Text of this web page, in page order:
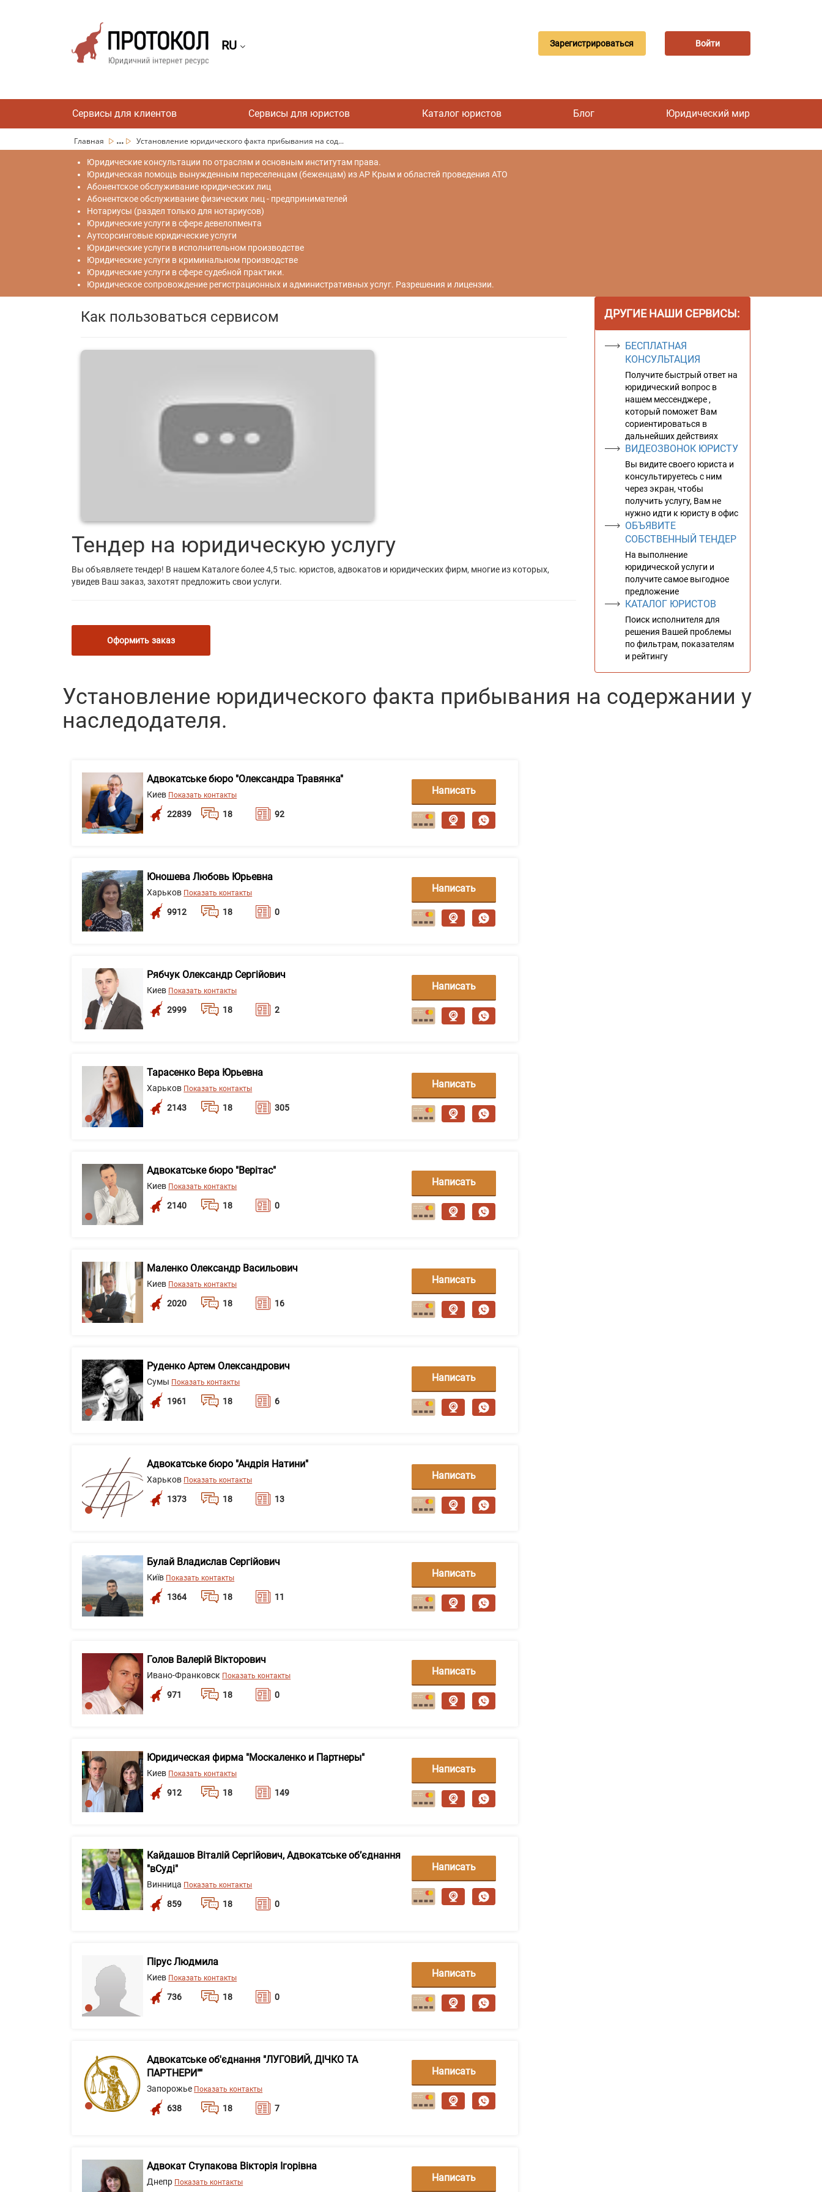
RU Зарегистрироваться Войти
Сервисы для клиентов Сервисы для юристов Каталог юристов Блог Юридический мир
Главная ... Установление юридического факта прибывания на сод...
Юридические консультации по отраслям и основным институтам права.
Юридическая помощь вынужденным переселенцам (беженцам) из АР Крым и областей проведения АТО
Абонентское обслуживание юридических лиц
Абонентское обслуживание физических лиц - предпринимателей
Нотариусы (раздел только для нотариусов)
Юридические услуги в сфере девелопмента
Аутсорсинговые юридические услуги
Юридические услуги в исполнительном производстве
Юридические услуги в криминальном производстве
Юридические услуги в сфере судебной практики.
Юридическое сопровождение регистрационных и административных услуг. Разрешения и лицензии.
Как пользоваться сервисом
Тендер на юридическую услугу
Вы объявляете тендер! В нашем Каталоге более 4,5 тыс. юристов, адвокатов и юридических фирм, многие из которых,
увидев Ваш заказ, захотят предложить свои услуги.
Оформить заказ
ДРУГИЕ НАШИ СЕРВИСЫ:
БЕСПЛАТНАЯ
КОНСУЛЬТАЦИЯ
Получите быстрый ответ на
юридический вопрос в
нашем мессенджере ,
который поможет Вам
сориентироваться в
дальнейших действиях
ВИДЕОЗВОНОК ЮРИСТУ
Вы видите своего юриста и
консультируетесь с ним
через экран, чтобы
получить услугу, Вам не
нужно идти к юристу в офис
ОБЪЯВИТЕ
СОБСТВЕННЫЙ ТЕНДЕР
На выполнение
юридической услуги и
получите самое выгодное
предложение
КАТАЛОГ ЮРИСТОВ
Поиск исполнителя для
решения Вашей проблемы
по фильтрам, показателям
и рейтингу
Установление юридического факта прибывания на содержании у
наследодателя.
Адвокатське бюро "Олександра Травянка"
Киев Показать контакты
22839 18 92
Написать
сообщение
Юношева Любовь Юрьевна
Харьков Показать контакты
9912 18 0
Написать
сообщение
Рябчук Олександр Сергійович
Киев Показать контакты
2999 18 2
Написать
сообщение
Тарасенко Вера Юрьевна
Харьков Показать контакты
2143 18 305
Написать
сообщение
Адвокатське бюро "Верітас"
Киев Показать контакты
2140 18 0
Написать
сообщение
Маленко Олександр Васильович
Киев Показать контакты
2020 18 16
Написать
сообщение
Руденко Артем Олександрович
Сумы Показать контакты
1961 18 6
Написать
сообщение
Адвокатське бюро "Андрія Натини"
Харьков Показать контакты
1373 18 13
Написать
сообщение
Булай Владислав Сергійович
Київ Показать контакты
1364 18 11
Написать
сообщение
Голов Валерій Вікторович
Ивано-Франковск Показать контакты
971 18 0
Написать
сообщение
Юридическая фирма "Москаленко и Партнеры"
Киев Показать контакты
912 18 149
Написать
сообщение
Кайдашов Віталій Сергійович, Адвокатське об’єднання
"вСуді"
Винница Показать контакты
859 18 0
Написать
сообщение
Пірус Людмила
Киев Показать контакты
736 18 0
Написать
сообщение
Адвокатське об'єднання "ЛУГОВИЙ, ДІЧКО ТА
ПАРТНЕРИ""
Запорожье Показать контакты
638 18 7
Написать
сообщение
Адвокат Ступакова Вікторія Ігорівна
Днепр Показать контакты Написать